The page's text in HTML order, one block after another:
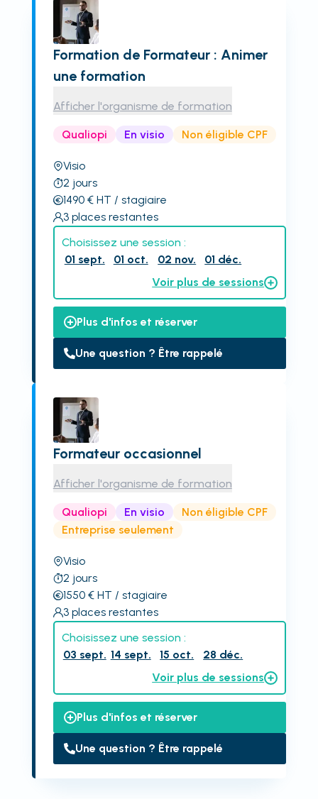
Formation de Formateur : Animer
une formation
Afficher l'organisme de formation
Qualiopi En visio Non éligible CPF
Visio
2 jours
1490€ HT / stagiaire
3 places restantes
Choisissez une session :
01 sept.
01 oct. 02 nov.
01 déc.
Voir plus de sessions
Plus d'infos et réserver
Une question ? Être rappelé
Formateur occasionnel
Afficher l'organisme de formation
Qualiopi En visio
Non éligible CPF
Entreprise seulement
Visio
2 jours
1550€ HT / stagiaire
3 places restantes
Choisissez une session :
03 sept. 14 sept. 15 oct.
28 déc.
Voir plus de sessions
Plus d'infos et réserver
Une question ? Être rappelé